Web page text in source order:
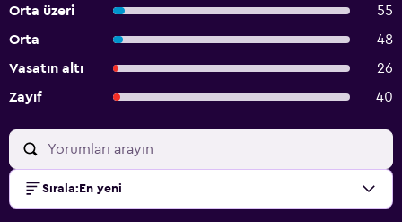
Orta üzeri
55
Orta
48
Vasatın altı
26
Zayıf
40
Sırala: En yeni